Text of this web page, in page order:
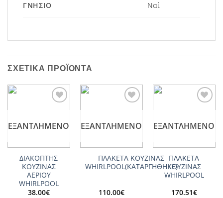
ΓΝΉΣΙΟ Ναί
ΣΧΕΤΙΚΆ ΠΡΟΪΌΝΤΑ
ΕΞΑΝΤΛΗΜΈΝΟ
ΔΙΑΚΟΠΤΗΣ
ΚΟΥΖΙΝΑΣ
ΑΕΡΙΟΥ
WHIRLPOOL
38.00€
ΕΞΑΝΤΛΗΜΈΝΟ
ΠΛΑΚΕΤΑ ΚΟΥΖΙΝΑΣ
WHIRLPOOL(ΚΑΤΑΡΓΗΘΗΚΕ)
110.00€
ΕΞΑΝΤΛΗΜΈΝΟ
ΠΛΑΚΕΤΑ
ΚΟΥΖΙΝΑΣ
WHIRLPOOL
170.51€